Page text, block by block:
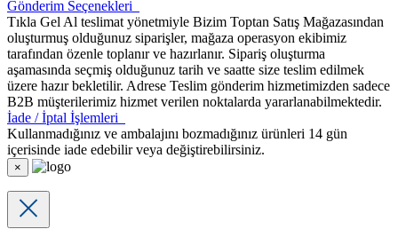
Gönderim Seçenekleri
Tıkla Gel Al teslimat yönetmiyle Bizim Toptan Satış Mağazasından
oluşturmuş olduğunuz siparişler, mağaza operasyon ekibimiz
tarafından özenle toplanır ve hazırlanır. Sipariş oluşturma
aşamasında seçmiş olduğunuz tarih ve saatte size teslim edilmek
üzere hazır bekletilir. Adrese Teslim gönderim hizmetimizden sadece
B2B müşterilerimiz hizmet verilen noktalarda yararlanabilmektedir.
İade / İptal İşlemleri
Kullanmadığınız ve ambalajını bozmadığınız ürünleri 14 gün
içerisinde iade edebilir veya değiştirebilirsiniz.
×